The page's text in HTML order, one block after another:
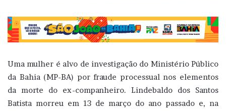
Uma mulher é alvo de investigação do Ministério Público
da Bahia (MP-BA) por fraude processual nos elementos
da morte do ex-companheiro. Lindebaldo dos Santos
Batista morreu em 13 de março do ano passado e, na